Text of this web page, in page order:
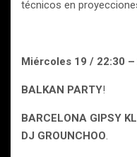
técnicos en
Miércoles 19 / 22:30
BALKAN PARTY!
BARCELONA GIPSY
DJ GROUNCHOO.